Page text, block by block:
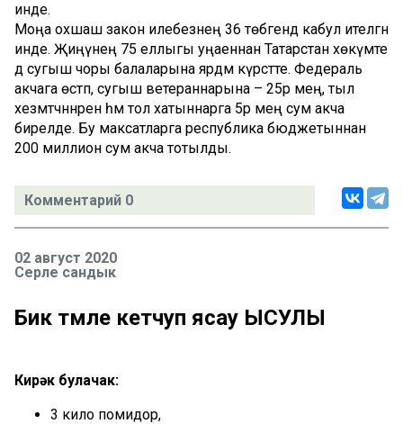
инде.
Моңа охшаш закон илебезнең 36 төбәгендә кабул ителгән
инде. Җиңүнең 75 еллыгы уңаеннан Татарстан хөкүмәте
дә сугыш чоры балаларына ярдәм күрсәтте. Федераль
акчага өстәп, сугыш ветераннарына – 25әр мең, тыл
хезмәтчәннәренә һәм тол хатыннарга 5әр мең сум акча
бирелде. Бу максатларга республика бюджетыннан
200 миллион сум акча тотылды.
Комментарий 0
02 август 2020
Серле сандык
Бик тәмле кетчуп ясау ЫСУЛЫ
Кирәк булачак:
3 кило помидор,